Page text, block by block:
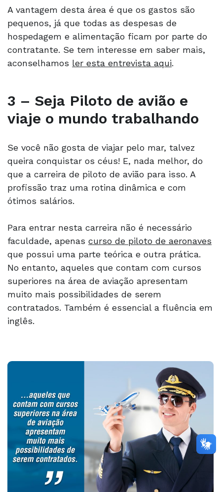
A vantagem desta área é que os gastos são
pequenos, já que todas as despesas de
hospedagem e alimentação ficam por parte do
contratante. Se tem interesse em saber mais,
aconselhamos ler esta entrevista aqui.
3 – Seja Piloto de avião e
viaje o mundo trabalhando
Se você não gosta de viajar pelo mar, talvez
queira conquistar os céus! E, nada melhor, do
que a carreira de piloto de avião para isso. A
profissão traz uma rotina dinâmica e com
ótimos salários.
Para entrar nesta carreira não é necessário
faculdade, apenas curso de piloto de aeronaves
que possui uma parte teórica e outra prática.
No entanto, aqueles que contam com cursos
superiores na área de aviação apresentam
muito mais possibilidades de serem
contratados. Também é essencial a fluência em
inglês.